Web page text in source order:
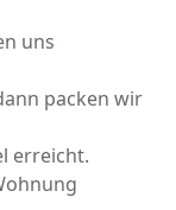
uns
packen wir
erreicht.